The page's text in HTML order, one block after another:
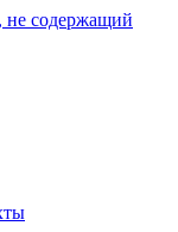
не содержащий